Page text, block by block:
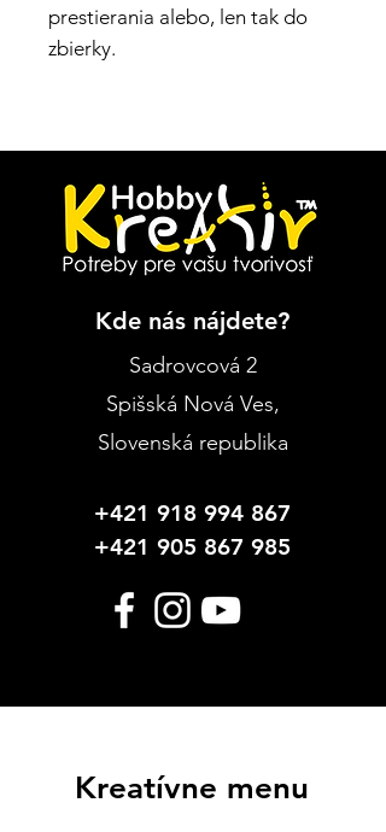
prestierania alebo, len tak do
zbierky.
Kde nás nájdete?
Sadrovcová 2
Spišská Nová Ves,
Slovenská republika
+421 918 994 867
+421 905 867 985
Kreatívne menu